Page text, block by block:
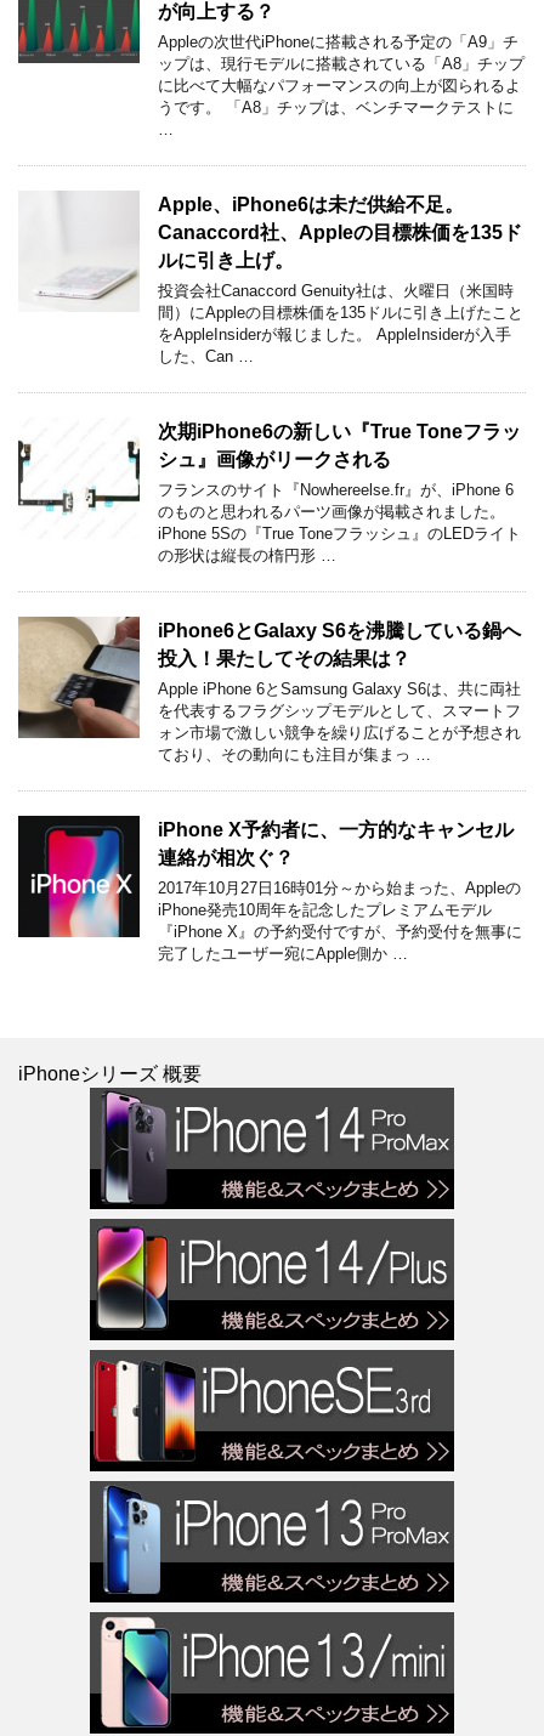
が向上する？
Appleの次世代iPhoneに搭載される予定の「A9」チ
ップは、現行モデルに搭載されている「A8」チップ
に比べて大幅なパフォーマンスの向上が図られるよ
うです。 「A8」チップは、ベンチマークテストに
…
Apple、iPhone6は未だ供給不足。
Canaccord社、Appleの目標株価を135ド
ルに引き上げ。
投資会社Canaccord Genuity社は、火曜日（米国時
間）にAppleの目標株価を135ドルに引き上げたこと
をAppleInsiderが報じました。 AppleInsiderが入手
した、Can …
次期iPhone6の新しい『True Toneフラッ
シュ』画像がリークされる
フランスのサイト『Nowhereelse.fr』が、iPhone 6
のものと思われるパーツ画像が掲載されました。
iPhone 5Sの『True Toneフラッシュ』のLEDライト
の形状は縦長の楕円形 …
iPhone6とGalaxy S6を沸騰している鍋へ
投入！果たしてその結果は？
Apple iPhone 6とSamsung Galaxy S6は、共に両社
を代表するフラグシップモデルとして、スマートフ
ォン市場で激しい競争を繰り広げることが予想され
ており、その動向にも注目が集まっ …
iPhone X予約者に、一方的なキャンセル
連絡が相次ぐ？
2017年10月27日16時01分～から始まった、Appleの
iPhone発売10周年を記念したプレミアムモデル
『iPhone X』の予約受付ですが、予約受付を無事に
完了したユーザー宛にApple側か …
iPhoneシリーズ 概要